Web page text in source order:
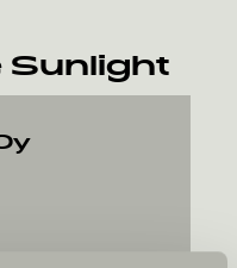
Sunlight